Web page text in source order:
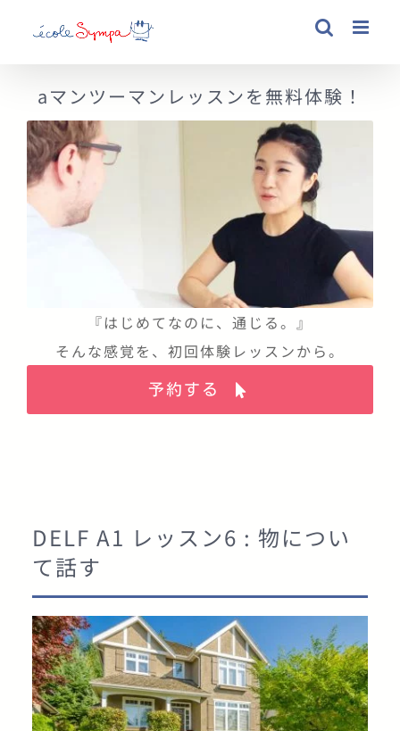
DELF A1 レッスン6 : 物につい
て話す
aマンツーマンレッスンを無料体験！
『はじめてなのに、通じる。』
そんな感覚を、初回体験レッスンから。
予約する